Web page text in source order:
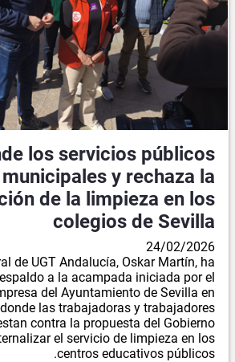
los servicios públicos
municipales y rechaza la
de la limpieza en los
colegios de Sevilla
24/02/2026
de UGT Andalucía, Oskar Martín, ha
a la acampada iniciada por el
del Ayuntamiento de Sevilla en
donde las trabajadoras y trabajadores
contra la propuesta del Gobierno
el servicio de limpieza en los
centros educativos públicos.